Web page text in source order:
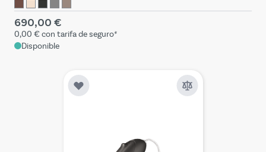
690,00 €
0,00 €con tarifa de seguro*
Disponible